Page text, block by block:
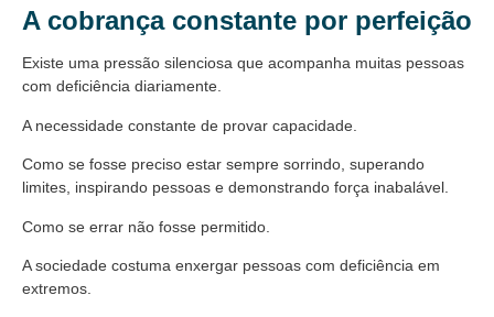
A cobrança constante por perfeição
Existe uma pressão silenciosa que acompanha muitas pessoas
com deficiência diariamente.
A necessidade constante de provar capacidade.
Como se fosse preciso estar sempre sorrindo, superando
limites, inspirando pessoas e demonstrando força inabalável.
Como se errar não fosse permitido.
A sociedade costuma enxergar pessoas com deficiência em
extremos.